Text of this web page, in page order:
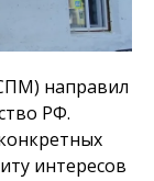
направил
РФ.
интересов